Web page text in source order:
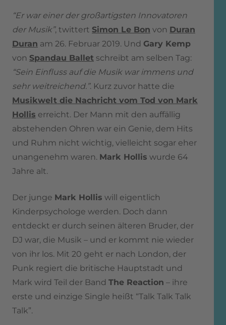
“Er war einer der großartigsten Innovatoren
der Musik”, twittert Simon Le Bon von Duran
Duran am 26. Februar 2019. Und Gary Kemp
von Spandau Ballet schreibt am selben Tag:
“Sein Einfluss auf die Musik war immens und
sehr weitreichend.”. Kurz zuvor hatte die
Musikwelt die Nachricht vom Tod von Mark
Hollis erreicht. Der Mann mit den auffällig
abstehenden Ohren war ein Genie, dem Hits
und Ruhm nicht wichtig, vielleicht sogar eher
unangenehm waren. Mark Hollis wurde 64
Jahre alt.
Der junge Mark Hollis will eigentlich
Kinderpsychologe werden. Doch dann
entdeckt er durch seinen älteren Bruder, der
DJ war, die Musik – und er kommt nie wieder
von ihr los. Mit 20 geht er nach London, der
Punk regiert die britische Hauptstadt und
Mark wird Teil der Band The Reaction – ihre
erste und einzige Single heißt “Talk Talk Talk
Talk”.